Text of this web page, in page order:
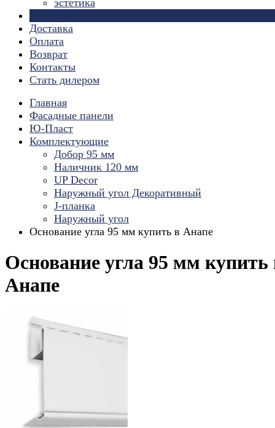
эстетика
Доставка
Оплата
Возврат
Контакты
Стать дилером
Главная
Фасадные панели
Ю-Пласт
Комплектующие
Добор 95 мм
Наличник 120 мм
UP Decor
Наружный угол Декоративный
J-планка
Наружный угол
Основание угла 95 мм купить в Анапе
Основание угла 95 мм купить
Анапе